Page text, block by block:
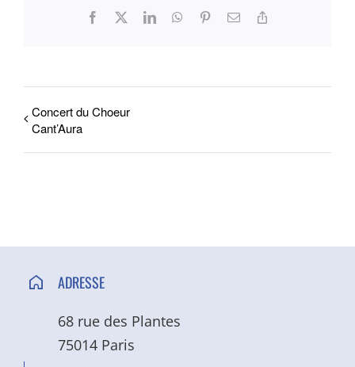
RECRUTEMENT
ACCÈS ET CONTACT
Facebook LinkedInWhatsApp
PinterestEmail
Concert du Choeur
Cant’Aura
ADRESSE
68 rue des Plantes
75014 Paris